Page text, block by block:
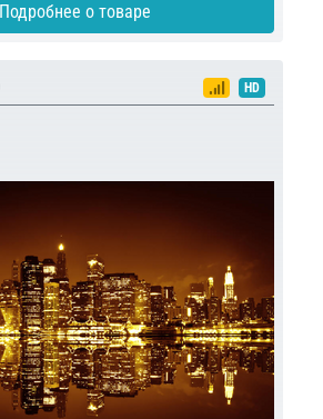
Подробнее о товаре
HD